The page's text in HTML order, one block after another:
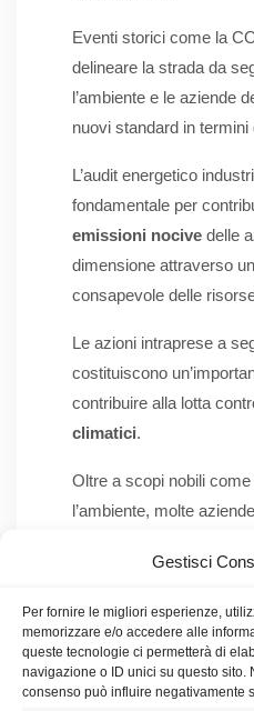
Gestisci
Per fornire le migliori esperienze,
memorizzare e/o accedere alle
queste tecnologie ci permetterà di
navigazione o ID unici su questo sito.
consenso può influire negativamente
Eventi storici come la
delineare la strada da
l’ambiente e le aziende
nuovi standard in termini
L’audit energetico
fondamentale per
emissioni nocive delle
dimensione attraverso
consapevole delle
Le azioni intraprese a
costituiscono
contribuire alla lotta
climatici.
Oltre a scopi nobili
l’ambiente, molte
più nel prossimo
Vuoi rendere la tua
iQuadro!
approfondito ti